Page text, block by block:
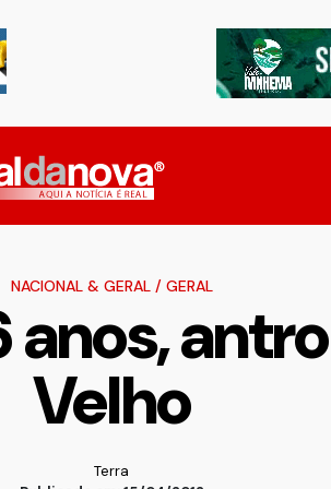
NACIONAL & GERAL/ GERAL
anos,
Velho
Terra